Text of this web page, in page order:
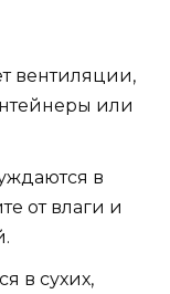
вентиляции,
или
в
от влаги и
в сухих,